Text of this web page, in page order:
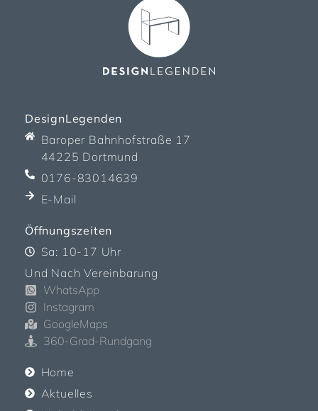
DesignLegenden
Baroper Bahnhofstraße 17
44225 Dortmund
0176-83014639
E-Mail
Öffnungszeiten
Sa: 10-17 Uhr
Und Nach Vereinbarung
WhatsApp
Instagram
GoogleMaps
360-Grad-Rundgang
Home
Aktuelles